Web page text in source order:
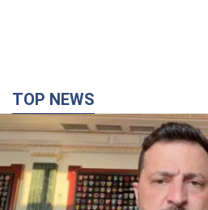
"Защита нашей жизни":
антибаллистической
санкциях против России и
Видео
Европейские партнеры
проекту
4 часа назад 50,2 т.